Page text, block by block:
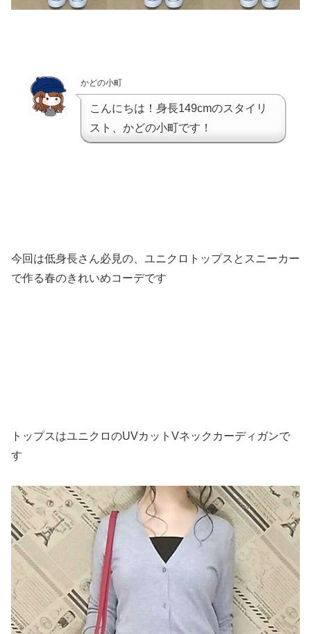
かどの小町
こんにちは！身長149cmのスタイリ
スト、かどの小町です！
今回は低身長さん必見の、ユニクロトップスとスニーカー
で作る春のきれいめコーデです
トップスはユニクロのUVカットVネックカーディガンで
す